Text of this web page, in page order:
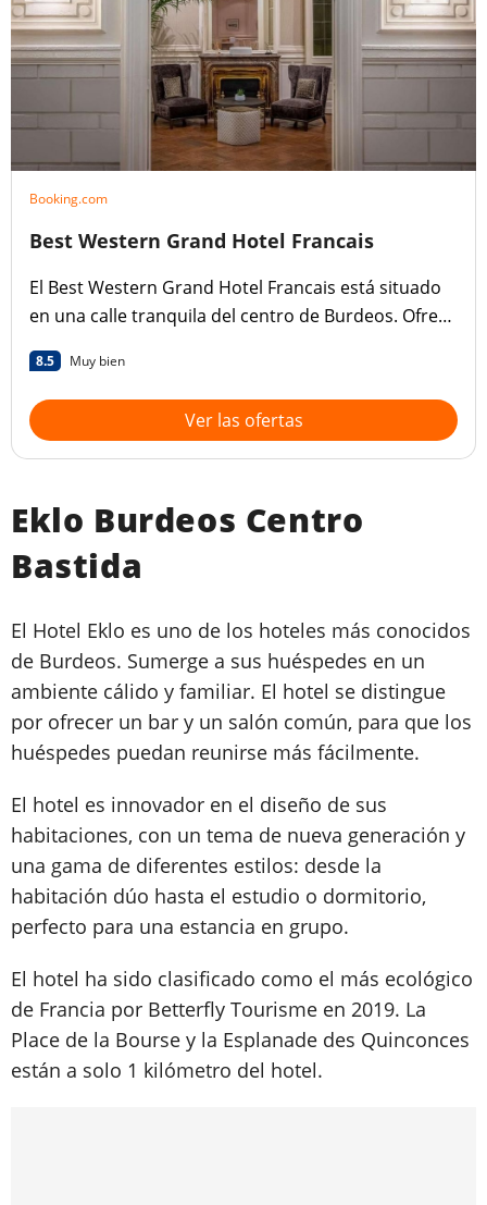
Booking.com
Best Western Grand Hotel Francais
El Best Western Grand Hotel Francais está situado
en una calle tranquila del centro de Burdeos. Ofrece
gratuita.
8.5 Muy bien
Ver las ofertas
Eklo Burdeos Centro
Bastida
El Hotel Eklo es uno de los hoteles más conocidos
de Burdeos. Sumerge a sus huéspedes en un
ambiente cálido y familiar. El hotel se distingue
por ofrecer un bar y un salón común, para que los
huéspedes puedan reunirse más fácilmente.
El hotel es innovador en el diseño de sus
habitaciones, con un tema de nueva generación y
una gama de diferentes estilos: desde la
habitación dúo hasta el estudio o dormitorio,
perfecto para una estancia en grupo.
El hotel ha sido clasificado como el más ecológico
de Francia por Betterfly Tourisme en 2019. La
Place de la Bourse y la Esplanade des Quinconces
están a solo 1 kilómetro del hotel.